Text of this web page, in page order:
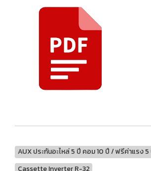
AUX ประกันอะไหล่ 5 ปี คอม 10 ปี / ฟรีค่าแรง 5
Cassette Inverter R-32